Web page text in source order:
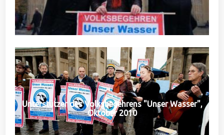
Unterstützer des Volksbegehrens "Unser Wasser",
Oktober 2010